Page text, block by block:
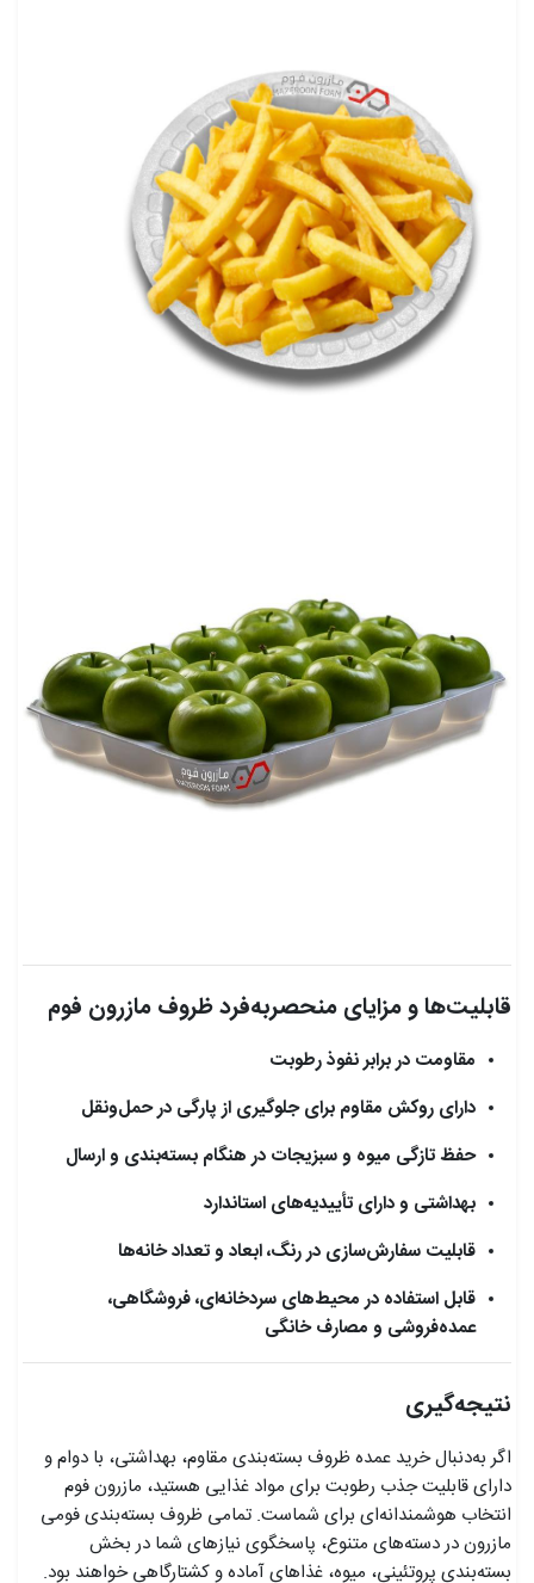
قابلیت‌ها و مزایای منحصربه‌فرد ظروف مازرون فوم
مقاومت در برابر نفوذ رطوبت
دارای روکش مقاوم برای جلوگیری از پارگی در حمل‌ونقل
حفظ تازگی میوه و سبزیجات در هنگام بسته‌بندی و ارسال
بهداشتی و دارای تأییدیه‌های استاندارد
قابلیت سفارش‌سازی در رنگ، ابعاد و تعداد خانه‌ها
قابل استفاده در محیط‌های سردخانه‌ای، فروشگاهی،
عمده‌فروشی و مصارف خانگی
نتیجه‌گیری
اگر به‌دنبال خرید عمده ظروف بسته‌بندی مقاوم، بهداشتی، با دوام و
دارای قابلیت جذب رطوبت برای مواد غذایی هستید، مازرون فوم
انتخاب هوشمندانه‌ای برای شماست. تمامی ظروف بسته‌بندی فومی
مازرون در دسته‌های متنوع، پاسخگوی نیازهای شما در بخش
بسته‌بندی پروتئینی، میوه، غذاهای آماده و کشتارگاهی خواهند بود.